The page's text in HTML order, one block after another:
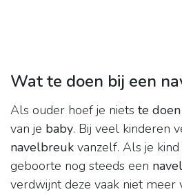
Wat te doen bij een
Als ouder hoef je niets te doen
van je baby. Bij veel kinderen
navelbreuk vanzelf. Als je
geboorte nog steeds een
verdwijnt deze vaak niet meer